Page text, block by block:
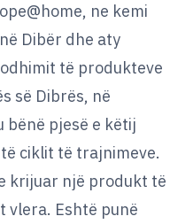
ne kemi
Dibër dhe aty
të produkteve
së Dibrës, në
bënë pjesë e këtij
ciklit të trajnimeve.
krijuar një produkt të
vlera. Eshtë punë